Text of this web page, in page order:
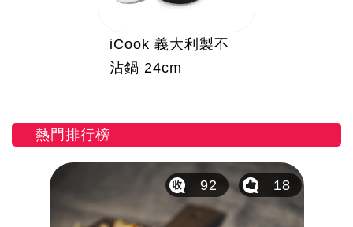
iCook 義大利製不
沾鍋 24cm
熱門排行榜
92 18